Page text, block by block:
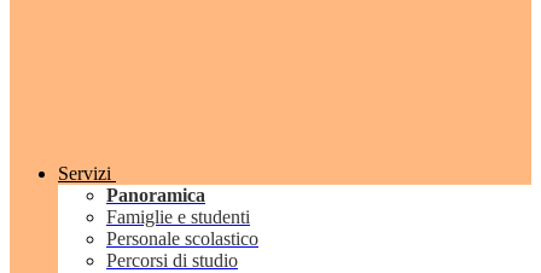
Servizi
Panoramica
Famiglie e studenti
Personale scolastico
Percorsi di studio